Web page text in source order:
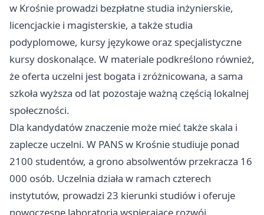
w Krośnie prowadzi bezpłatne studia inżynierskie,
licencjackie i magisterskie, a także studia
podyplomowe, kursy językowe oraz specjalistyczne
kursy doskonalące. W materiale podkreślono również,
że oferta uczelni jest bogata i zróżnicowana, a sama
szkoła wyższa od lat pozostaje ważną częścią lokalnej
społeczności.
Dla kandydatów znaczenie może mieć także skala i
zaplecze uczelni. W PANS w Krośnie studiuje ponad
2100 studentów, a grono absolwentów przekracza 16
000 osób. Uczelnia działa w ramach czterech
instytutów, prowadzi 23 kierunki studiów i oferuje
nowoczesne laboratoria wspierające rozwój